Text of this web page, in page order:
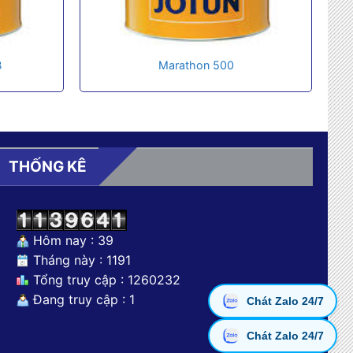
Marathon 500
THỐNG KÊ
Hôm nay : 39
Tháng này : 1191
Tổng truy cập : 1260232
Đang truy cập : 1
Chát Zalo 24/7
Chát Zalo 24/7